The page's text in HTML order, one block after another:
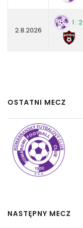
2.8.2026
1 : 2
OSTATNI MECZ
NASTĘPNY MECZ